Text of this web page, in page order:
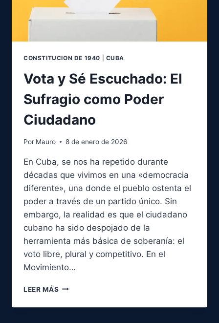
EL
CAMINO
ABSOLUTA
CONSTITUCION DE 1940 CUBA
Vota y Sé Escuchado: El
Sufragio como Poder
Ciudadano
Por Mauro 8 de enero de 2026
En Cuba, se nos ha repetido durante
décadas que vivimos en una «democracia
diferente», una donde el pueblo ostenta el
poder a través de un partido único. Sin
embargo, la realidad es que el ciudadano
cubano ha sido despojado de la
herramienta más básica de soberanía: el
voto libre, plural y competitivo. En el
Movimiento…
LEER MÁS VOTA
SÉ